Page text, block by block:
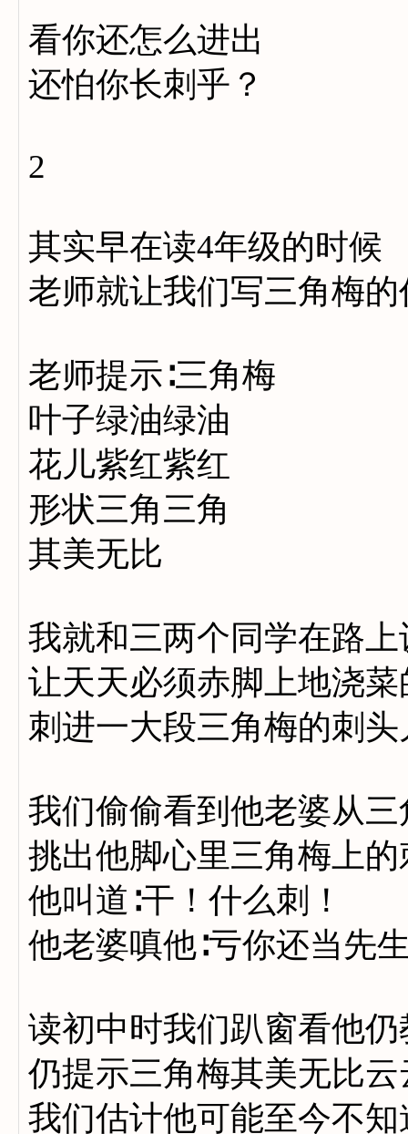
看你还怎么进出
还怕你长刺乎？
2
其实早在读4年级的时候
老师就让我们写三角梅的
老师提示∶三角梅
叶子绿油绿油
花儿紫红紫红
形状三角三角
其美无比
我就和三两个同学在路上
让天天必须赤脚上地浇菜
刺进一大段三角梅的刺头
我们偷偷看到他老婆从
挑出他脚心里三角梅上的
他叫道∶干！什么刺！
他老婆嗔他∶亏你还当先
读初中时我们趴窗看他
仍提示三角梅其美无比云
我们估计他可能至今不知